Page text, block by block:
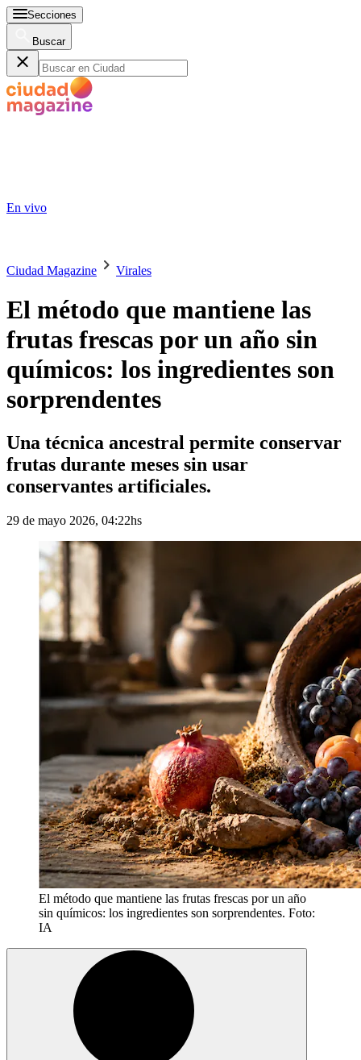
Secciones
Buscar
En vivo
Ciudad Magazine Virales
El método que mantiene las
frutas frescas por un año sin
químicos: los ingredientes son
sorprendentes
Una técnica ancestral permite conservar
frutas durante meses sin usar
conservantes artificiales.
29 de mayo 2026, 04:22hs
El método que mantiene las frutas frescas por un año
sin químicos: los ingredientes son sorprendentes. Foto:
IA